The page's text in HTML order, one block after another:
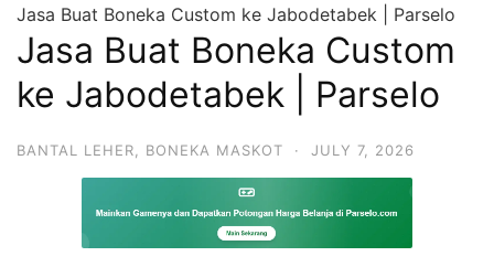
Jasa Buat Boneka Custom ke Jabodetabek | Parselo
Jasa Buat Boneka Custom
ke Jabodetabek | Parselo
BANTAL LEHER BONEKA MASKOT · JULY 7, 2026